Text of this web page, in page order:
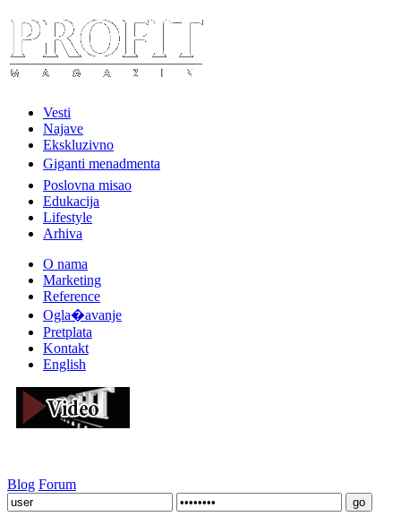
Vesti
Najave
Ekskluzivno
Giganti menadmenta
Poslovna misao
Edukacija
Lifestyle
Arhiva
O nama
Marketing
Reference
Ogla�avanje
Pretplata
Kontakt
English
Blog Forum